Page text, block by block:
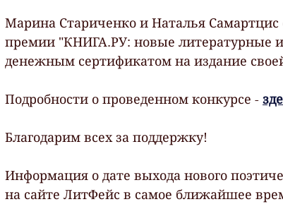
Марина Стариченко и Наталья
премии "КНИГА.РУ: новые литературные
денежным сертификатом на издание
Подробности о проведенном конкурсе -
Благодарим всех за поддержку!
Информация о дате выхода нового
на сайте ЛитФейс в самое ближайшее